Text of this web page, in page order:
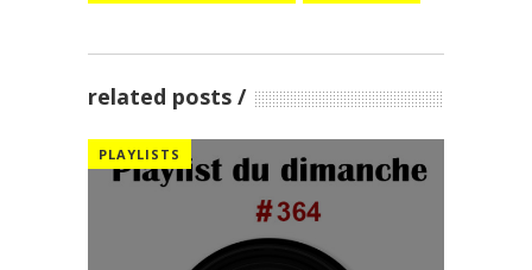
related posts
PLAYLISTS